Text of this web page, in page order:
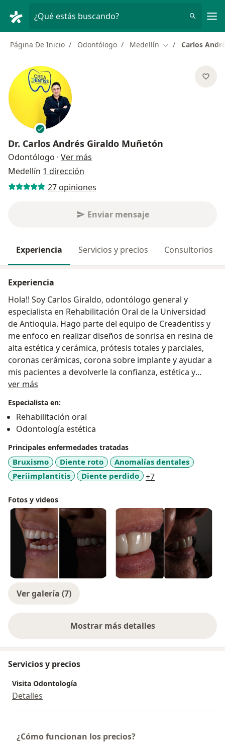
¿Qué estás buscando?
Página De Inicio Odontólogo Medellín Cambiar de
Carlos
Dr. Carlos Andrés Giraldo Muñetón
Odontólogo · Ver más
Medellín 1 dirección
27 opiniones
Enviar mensaje
Experiencia Servicios y precios Consultorios
Experiencia
Hola!! Soy Carlos Giraldo, odontólogo general y
especialista en Rehabilitación Oral de la Universidad
de Antioquia. Hago parte del equipo de Creadentiss y
me enfoco en realizar diseños de sonrisa en resina de
alta estética y cerámica, prótesis totales y parciales,
coronas cerámicas, corona sobre implante y ayudar a
mis pacientes a devolverle la confianza, estética y
función de sus sonrisas. Para mi será un gusto
ver más
Especialista en:
Rehabilitación oral
Odontología estética
Principales enfermedades tratadas
Bruxismo Diente roto
Anomalías dentales
Periimplantitis
Diente perdido +7
Fotos y videos
Ver galería (7)
Mostrar más detalles
sobre la experiencia
Servicios y precios
Visita Odontología
Detalles
¿Cómo funcionan los precios?